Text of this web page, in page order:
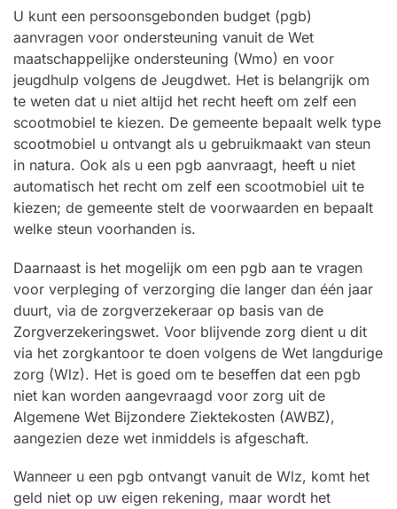
U kunt een persoonsgebonden budget (pgb)
aanvragen voor ondersteuning vanuit de Wet
maatschappelijke ondersteuning (Wmo) en voor
jeugdhulp volgens de Jeugdwet. Het is belangrijk om
te weten dat u niet altijd het recht heeft om zelf een
scootmobiel te kiezen. De gemeente bepaalt welk type
scootmobiel u ontvangt als u gebruikmaakt van steun
in natura. Ook als u een pgb aanvraagt, heeft u niet
automatisch het recht om zelf een scootmobiel uit te
kiezen; de gemeente stelt de voorwaarden en bepaalt
welke steun voorhanden is.
Daarnaast is het mogelijk om een pgb aan te vragen
voor verpleging of verzorging die langer dan één jaar
duurt, via de zorgverzekeraar op basis van de
Zorgverzekeringswet. Voor blijvende zorg dient u dit
via het zorgkantoor te doen volgens de Wet langdurige
zorg (Wlz). Het is goed om te beseffen dat een pgb
niet kan worden aangevraagd voor zorg uit de
Algemene Wet Bijzondere Ziektekosten (AWBZ),
aangezien deze wet inmiddels is afgeschaft.
Wanneer u een pgb ontvangt vanuit de Wlz, komt het
geld niet op uw eigen rekening, maar wordt het